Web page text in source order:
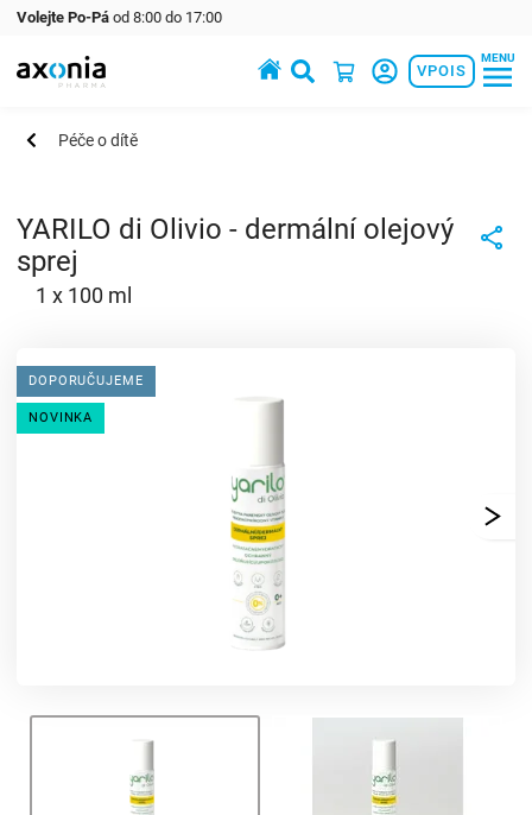
Volejte Po-Pá od 8:00 do 17:00
VPOIS
MENU
Péče o dítě
YARILO di Olivio - dermální olejový
sprej
1 x 100 ml
DOPORUČUJEME
NOVINKA